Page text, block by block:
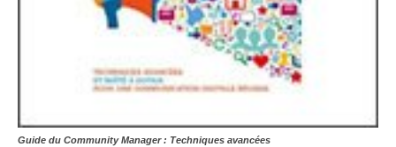
Guide du Community Manager : Techniques avancées